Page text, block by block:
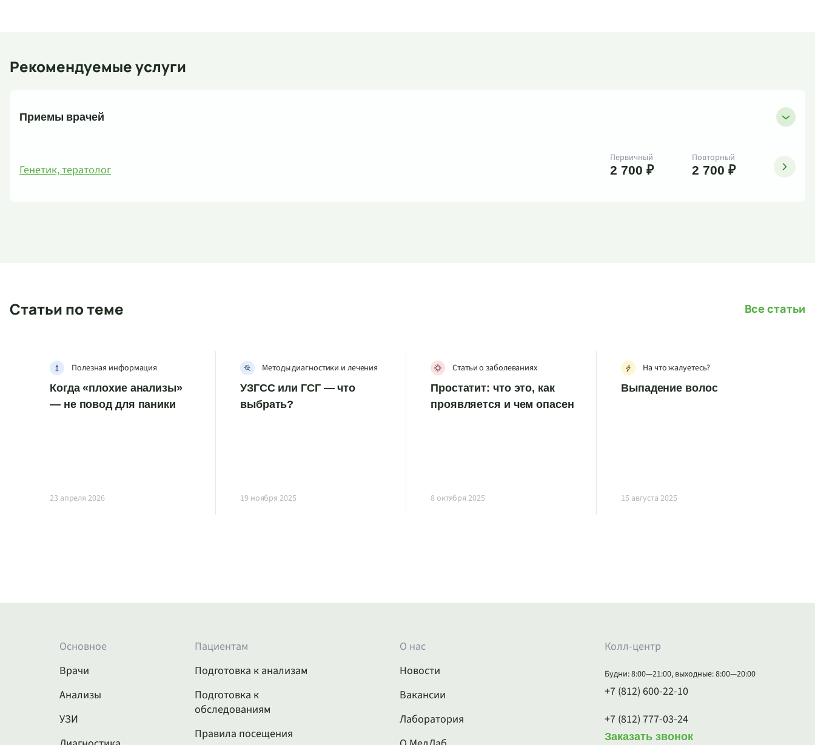
Рекомендуемые услуги
Приемы врачей
Генетик, тератолог
Первичный
2 700 ₽
Повторный
2 700 ₽
Статьи по теме Все статьи
Полезная информация
Когда «плохие анализы»
— не повод для паники
23 апреля 2026
Методы диагностики и лечения
УЗГСС или ГСГ — что
выбрать?
19 ноября 2025
Статьи о заболеваниях
Простатит: что это, как
проявляется и чем опасен
8 октября 2025
На что жалуетесь?
Выпадение волос
15 августа 2025
Основное
Врачи
Анализы
УЗИ
Пациентам
Подготовка к анализам
Подготовка к
обследованиям
Правила посещения
О нас
Новости
Вакансии
Лаборатория
Колл-центр
Будни: 8:00—21:00, выходные: 8:00—20:00
+7 (812) 600-22-10
+7 (812) 777-03-24
Заказать звонок